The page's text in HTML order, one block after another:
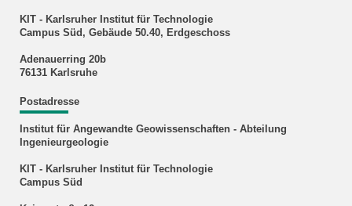
KIT - Karlsruher Institut für Technologie
Campus Süd, Gebäude 50.40, Erdgeschoss
Adenauerring 20b
76131 Karlsruhe
Postadresse
Institut für Angewandte Geowissenschaften - Abteilung
Ingenieurgeologie
KIT - Karlsruher Institut für Technologie
Campus Süd